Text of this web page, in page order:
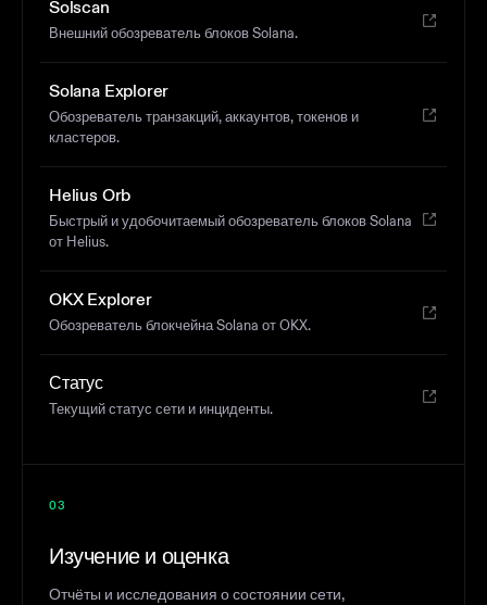
Solscan
Внешний обозреватель блоков Solana.
Solana Explorer
Обозреватель транзакций, аккаунтов, токенов и
кластеров.
Helius Orb
Быстрый и удобочитаемый обозреватель блоков Solana
от Helius.
OKX Explorer
Обозреватель блокчейна Solana от OKX.
Статус
Текущий статус сети и инциденты.
03
Изучение и оценка
Отчёты и исследования о состоянии сети,